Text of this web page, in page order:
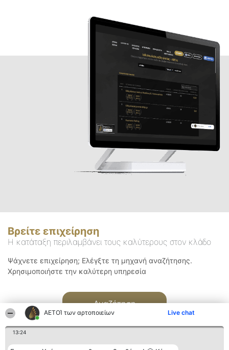
ΑΕΤΟΊ των αρτοποιείων Live chat
13:24
Βρείτε επιχείρηση
Η κατάταξη περιλαμβάνει τους καλύτερους στον κλάδο
Ψάχνετε επιχείρηση; Ελέγξτε τη μηχανή αναζήτησης.
Χρησιμοποιήστε την καλύτερη υπηρεσία
Αναζήτηση